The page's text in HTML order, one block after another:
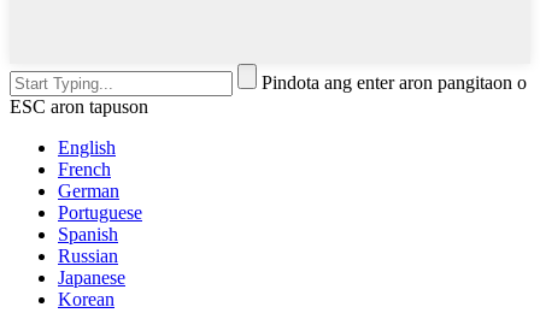
Pindota ang enter aron pangitaon o
ESC aron tapuson
English
French
German
Portuguese
Spanish
Russian
Japanese
Korean